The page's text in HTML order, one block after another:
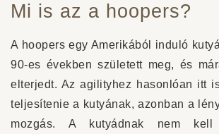
Mi is az a hoopers?
A hoopers egy Amerikából induló
90-es években született meg, és
elterjedt. Az agilityhez hasonlóan itt
teljesítenie a kutyának, azonban a
mozgás. A kutyádnak nem